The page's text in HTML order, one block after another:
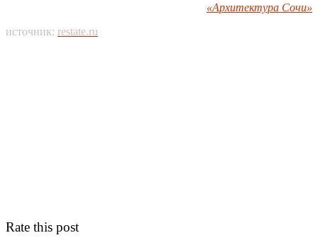
«Архитектура Сочи»
источник: restate.ru
Rate this post